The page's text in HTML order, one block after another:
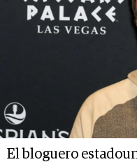
El bloguero